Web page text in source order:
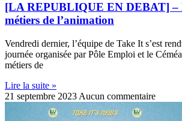
[LA REPUBLIQUE EN DEBAT] –
métiers de l’animation
Vendredi dernier, l’équipe de Take It s’est
journée organisée par Pôle Emploi et le
métiers de
Lire la suite »
21 septembre 2023 Aucun commentaire